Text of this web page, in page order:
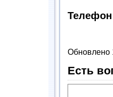
Обновлено
Есть